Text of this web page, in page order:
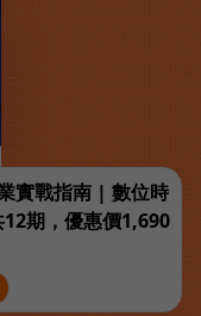
實戰指南 | 數位時
期，優惠價1,690